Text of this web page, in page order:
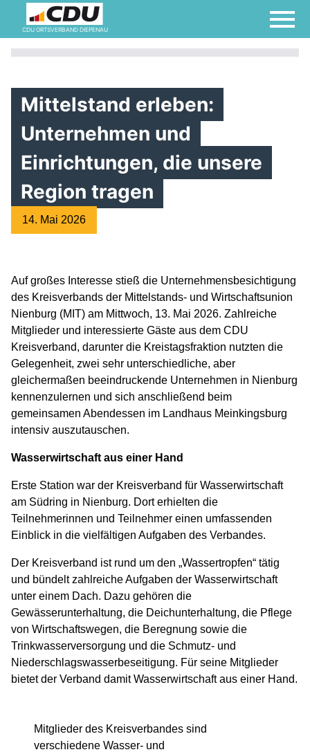
CDU ORTSVERBAND DIEPENAU
Mittelstand erleben:
Unternehmen und
Einrichtungen, die unsere
Region tragen
14. Mai 2026
Auf großes Interesse stieß die Unternehmensbesichtigung
des Kreisverbands der Mittelstands- und Wirtschaftsunion
Nienburg (MIT) am Mittwoch, 13. Mai 2026. Zahlreiche
Mitglieder und interessierte Gäste aus dem CDU
Kreisverband, darunter die Kreistagsfraktion nutzten die
Gelegenheit, zwei sehr unterschiedliche, aber
gleichermaßen beeindruckende Unternehmen in Nienburg
kennenzulernen und sich anschließend beim
gemeinsamen Abendessen im Landhaus Meinkingsburg
intensiv auszutauschen.
Wasserwirtschaft aus einer Hand
Erste Station war der Kreisverband für Wasserwirtschaft
am Südring in Nienburg. Dort erhielten die
Teilnehmerinnen und Teilnehmer einen umfassenden
Einblick in die vielfältigen Aufgaben des Verbandes.
Der Kreisverband ist rund um den „Wassertropfen“ tätig
und bündelt zahlreiche Aufgaben der Wasserwirtschaft
unter einem Dach. Dazu gehören die
Gewässerunterhaltung, die Deichunterhaltung, die Pflege
von Wirtschaftswegen, die Beregnung sowie die
Trinkwasserversorgung und die Schmutz- und
Niederschlagswasserbeseitigung. Für seine Mitglieder
bietet der Verband damit Wasserwirtschaft aus einer Hand.
Mitglieder des Kreisverbandes sind
verschiedene Wasser- und